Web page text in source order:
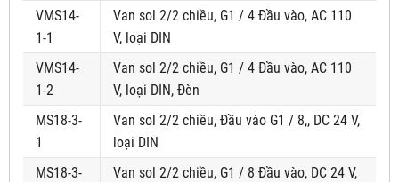
VMS14-
1-1
Van sol 2/2 chiều, G1 / 4 Đầu vào, AC 110
V, loại DIN
VMS14-
1-2
Van sol 2/2 chiều, G1 / 4 Đầu vào, AC 110
V, loại DIN, Đèn
MS18-3-
1
Van sol 2/2 chiều, Đầu vào G1 / 8,, DC 24 V,
loại DIN
MS18-3-
Van sol 2/2 chiều, G1 / 8 Đầu vào, DC 24 V,